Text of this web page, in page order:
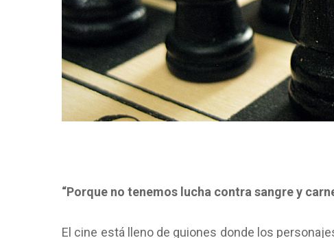
“Porque no tenemos lucha contra sangre y
El cine está lleno de guiones donde los